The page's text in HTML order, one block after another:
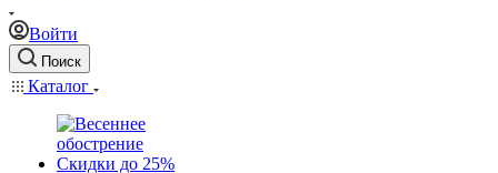
Войти
Поиск
Каталог